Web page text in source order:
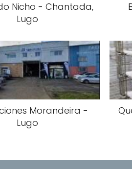
Nicho - Chantada,
Lugo
Morandeira -
Lugo